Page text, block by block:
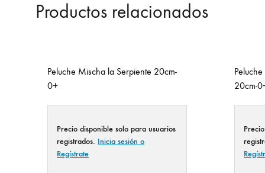
Productos relacionados
Peluche Mischa la Serpiente 20cm-
0+
Precio disponible solo para usuarios
registrados. Inicia sesión o
Regístrate
20cm-